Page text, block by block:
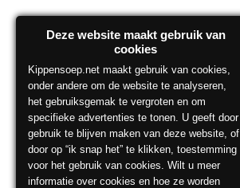
Deze website maakt gebruik van
cookies
Kippensoep.net maakt gebruik van cookies,
onder andere om de website te analyseren,
het gebruiksgemak te vergroten en om
specifieke advertenties te tonen. U geeft door
gebruik te blijven maken van deze website, of
door op “ik snap het” te klikken, toestemming
voor het gebruik van cookies. Wilt u meer
informatie over cookies en hoe ze worden